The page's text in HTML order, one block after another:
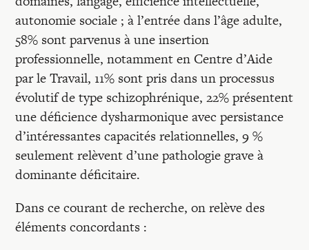
autonomie sociale ; à l’entrée dans l’âge adulte,
58% sont parvenus à une insertion
professionnelle, notamment en Centre d’Aide
par le Travail, 11% sont pris dans un processus
évolutif de type schizophrénique, 22% présentent
une déficience dysharmonique avec persistance
d’intéressantes capacités relationnelles, 9 %
seulement relèvent d’une pathologie grave à
dominante déficitaire.
Dans ce courant de recherche, on relève des
éléments concordants :